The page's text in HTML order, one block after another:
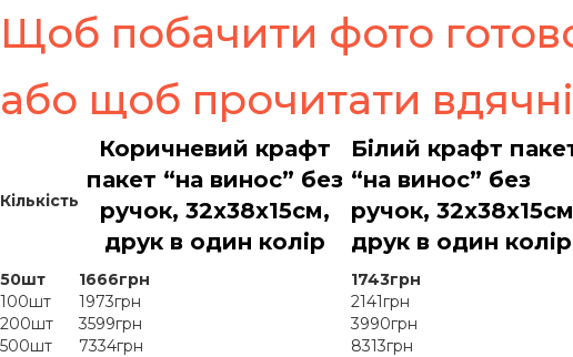
Щоб побачити фото
або щоб прочитати
Кількість
Коричневий крафт
пакет “на винос” без
ручок, 32x38x15см,
друк в один колір
Білий крафт
“на винос” без
ручок,
друк в один колір
50шт 1666грн 1743грн
100шт
1973грн 2141грн
200шт
3599грн 3990грн
500шт
7334грн 8313грн